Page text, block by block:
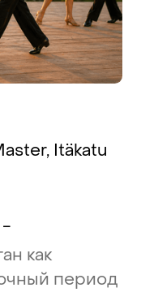
Itäkatu
-
как
период